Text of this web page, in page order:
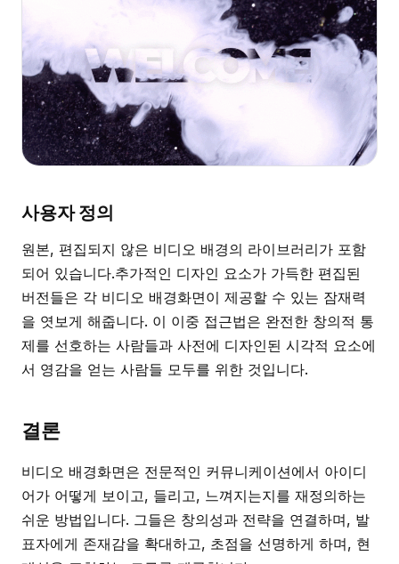
사용자 정의
원본, 편집되지 않은 비디오 배경의 라이브러리가 포함
되어 있습니다.추가적인 디자인 요소가 가득한 편집된
버전들은 각 비디오 배경화면이 제공할 수 있는 잠재력
을 엿보게 해줍니다. 이 이중 접근법은 완전한 창의적 통
제를 선호하는 사람들과 사전에 디자인된 시각적 요소에
서 영감을 얻는 사람들 모두를 위한 것입니다.
결론
비디오 배경화면은 전문적인 커뮤니케이션에서 아이디
어가 어떻게 보이고, 들리고, 느껴지는지를 재정의하는
쉬운 방법입니다. 그들은 창의성과 전략을 연결하며, 발
표자에게 존재감을 확대하고, 초점을 선명하게 하며, 현